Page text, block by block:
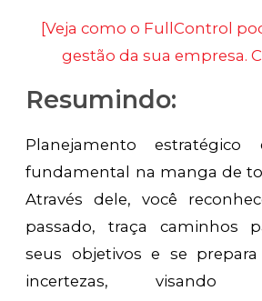
[Veja como o FullControl
gestão da sua empresa.
Resumindo:
Planejamento
fundamental na manga de
Através dele, você
passado, traça caminhos
seus objetivos e se prepara
incertezas,